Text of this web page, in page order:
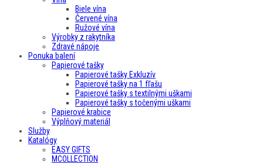
Biele vína
Červené vína
Ružové vína
Výrobky z rakytníka
Zdravé nápoje
Ponuka balení
Papierové tašky
Papierové tašky Exkluzív
Papierové tašky na 1 fľašu
Papierové tašky s textilnými uškami
Papierové tašky s točenými uškami
Papierové krabice
Výplňový materiál
Služby
Katalógy
EASY GIFTS
MCOLLECTION